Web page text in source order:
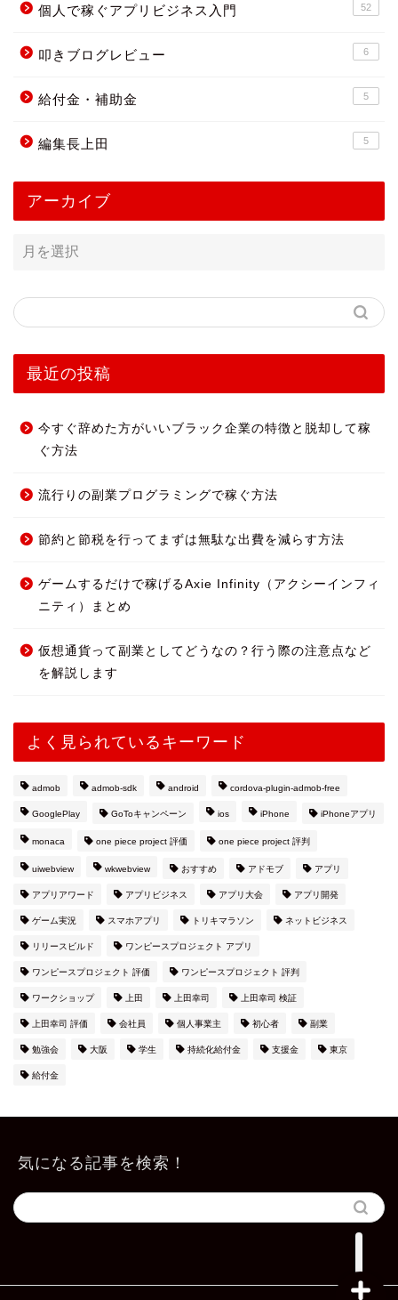
個人で稼ぐアプリビジネス入門 52
叩きブログレビュー 6
給付金・補助金 5
編集長上田 5
アーカイブ
最近の投稿
今すぐ辞めた方がいいブラック企業の特徴と脱却して稼
ぐ方法
流行りの副業プログラミングで稼ぐ方法
節約と節税を行ってまずは無駄な出費を減らす方法
ゲームするだけで稼げるAxie Infinity（アクシーインフィ
ニティ）まとめ
仮想通貨って副業としてどうなの？行う際の注意点など
を解説します
よく見られているキーワード
admob admob-sdk android cordova-plugin-admob-free
GooglePlay GoToキャンペーン ios iPhone iPhoneアプリ
monaca one piece project 評価 one piece project 評判
uiwebview wkwebview おすすめ アドモブ アプリ
アプリアワード アプリビジネス アプリ大会 アプリ開発
ゲーム実況 スマホアプリ トリキマラソン ネットビジネス
リリースビルド ワンピースプロジェクト アプリ
ワンピースプロジェクト 評価 ワンピースプロジェクト 評判
ワークショップ 上田 上田幸司 上田幸司 検証
上田幸司 評価 会社員 個人事業主 初心者 副業
勉強会 大阪 学生 持続化給付金 支援金 東京
給付金
気になる記事を検索！